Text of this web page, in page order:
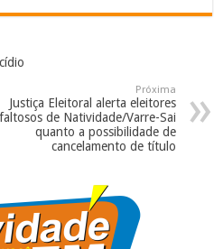
Próxima
Justiça Eleitoral alerta eleitores
faltosos de Natividade/Varre-Sai
quanto a possibilidade de
cancelamento de título